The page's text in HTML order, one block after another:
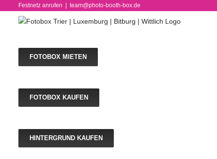
Festnetz anrufen team@photo-booth-box.de
FOTOBOX MIETEN
FOTOBOX KAUFEN
HINTERGRUND KAUFEN